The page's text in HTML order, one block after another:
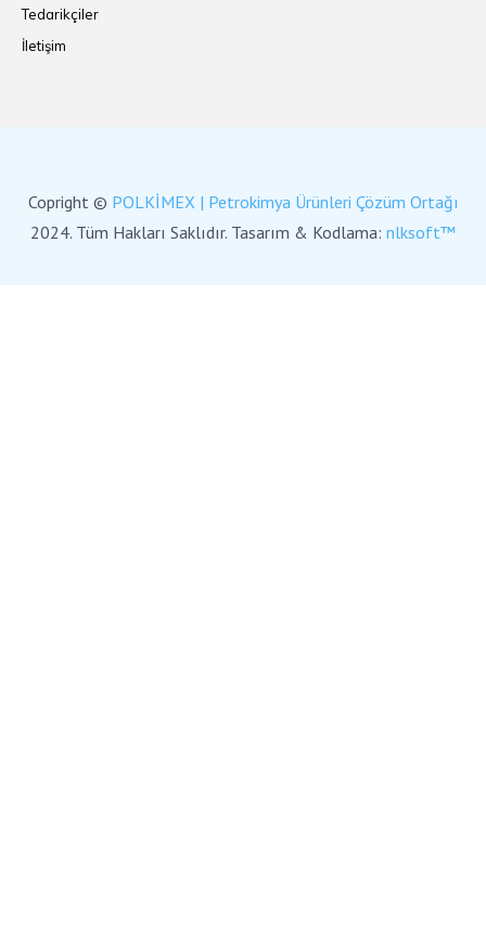
Tedarikçiler
İletişim
Copright © POLKİMEX | Petrokimya Ürünleri Çözüm Ortağı
2024. Tüm Hakları Saklıdır. Tasarım & Kodlama: nlksoft™